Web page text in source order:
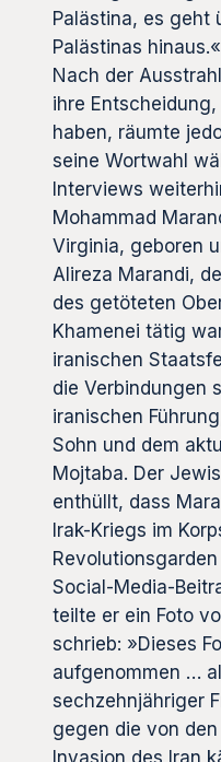
Palästina, es geht
Palästinas hinaus.«
Nach der
ihre
haben, räumte
seine Wortwahl
Interviews
Mohammad
Virginia, geboren
Alireza Marandi,
des getöteten
Khamenei tätig
iranischen
die Verbindungen
iranischen
Sohn und dem
Mojtaba. Der
enthüllt, dass
Irak-Kriegs im
Social-Media-
teilte er ein Foto
schrieb: »Dieses
aufgenommen …
sechzehnjähriger
gegen die von
Invasion des Iran